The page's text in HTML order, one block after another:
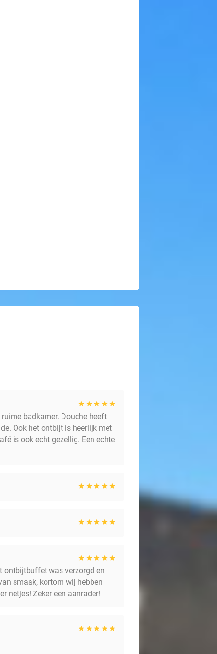
badkamer. Douche heeft
Ook het ontbijt is heerlijk met
is ook echt gezellig. Een echte
ontbijtbuffet was verzorgd en
smaak, kortom wij hebben
netjes! Zeker een aanrader!